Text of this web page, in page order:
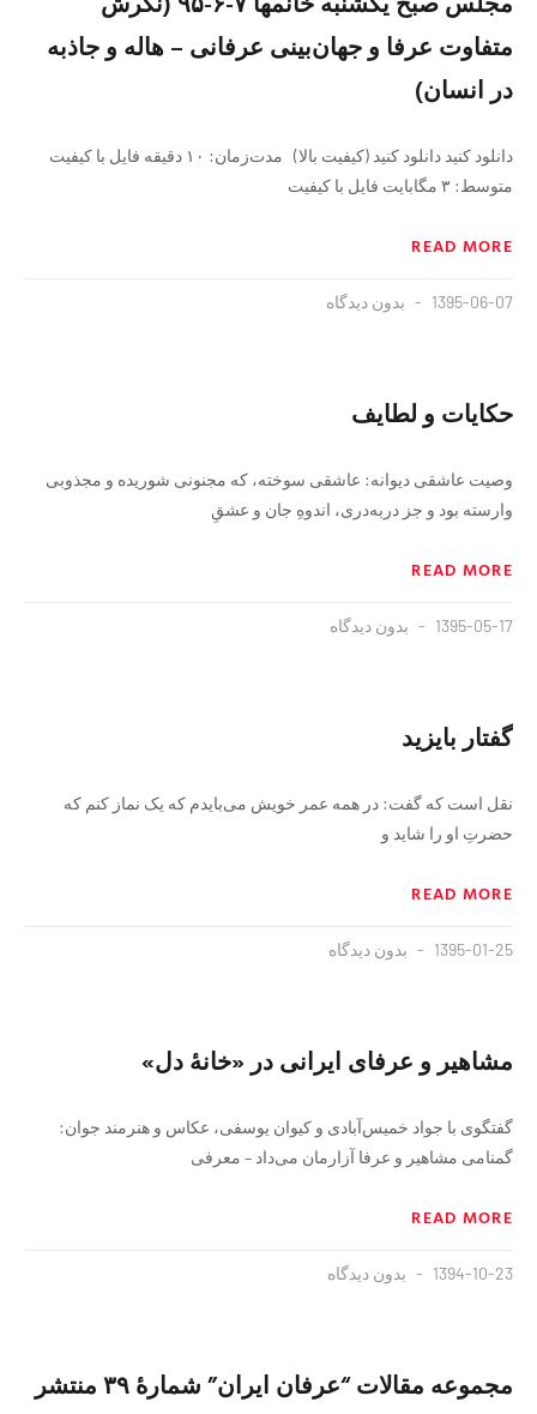
متفاوت عرفا و جهان‌بینی عرفانی – هاله و جاذبه
در انسان)
دانلود کنید دانلود کنید (کیفیت بالا) مدت‌زمان: ١٠ دقيقه فايل با کیفیت
متوسط: ۳ مگابایت فايل با کیفیت
READ MORE
1395-06-07 بدون دیدگاه
حکایات و لطایف
وصيت عاشقى ديوانه: عاشقى سوخته، كه مجنونى شوريده و مجذوبى
وارسته بود و جز دربه‌درى، اندوهِ جان و عشقِ
READ MORE
1395-05-17 بدون دیدگاه
گفتار بایزید
نقل است که گفت: در همه عمر خویش می‌بایدم که یک نماز کنم که
حضرتِ او را شاید و
READ MORE
1395-01-25 بدون دیدگاه
مشاهیر و عرفای ایرانی در «خانهٔ دل»
گفتگوی با جواد خمیس‌آبادی و کیوان یوسفی، عکاس و هنرمند جوان:
گمنامی مشاهیر و عرفا آزارمان می‌داد – معرفی
READ MORE
1394-10-23 بدون دیدگاه
مجموعه مقالات “عرفان ایران” شمارهٔ ۳۹ منتشر